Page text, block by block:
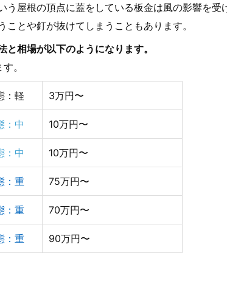
う屋根の頂点に蓋をしている板金は風の影響を受
とや釘が抜けてしまうこともあります。
相場が以下のようになります。
。
：軽 3万円〜
：中 10万円〜
：中 10万円〜
：重 75万円〜
：重 70万円〜
：重 90万円〜